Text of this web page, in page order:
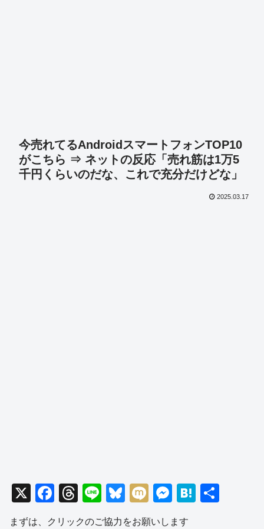
今売れてるAndroidスマートフォンTOP10
がこちら ⇒ ネットの反応「売れ筋は1万5
千円くらいのだな、これで充分だけどな」
2025.03.17
X
F
a
T
hr
Li
n
Bl
u
M
ixi
M
e
H
まずは、クリックのご協力をお願いします